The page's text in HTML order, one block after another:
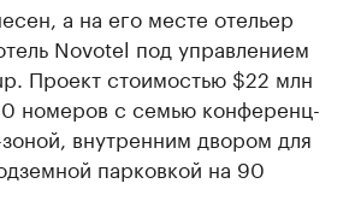
а на его месте отельер
Novotel под управлением
Проект стоимостью $22 млн
номеров с семью конференц-
внутренним двором для
парковкой на 90